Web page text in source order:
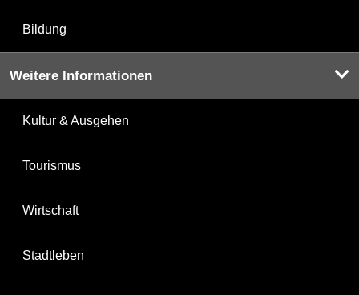
Bildung
Weitere Informationen
Kultur & Ausgehen
Tourismus
Wirtschaft
Stadtleben